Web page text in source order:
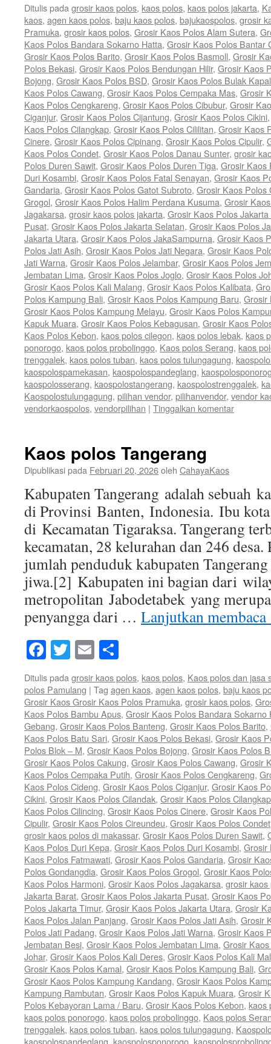
Ditulis pada grosir kaos polos, kaos polos, kaos polos jakarta,
kaos, agen kaos polos, baju kaos polos, bajukaospolos, grosir
Pramuka, grosir kaos polos, Grosir Kaos Polos Alam Sutera,
Kaos Polos Bandara Sokarno Hatta, Grosir Kaos Polos Bantar
Grosir Kaos Polos Barito, Grosir Kaos Polos Basmoll, Grosir
Polos Bekasi, Grosir Kaos Polos Bendungan Hilir, Grosir Kaos
Bojong, Grosir Kaos Polos BSD, Grosir Kaos Polos Bulak Kapal
Kaos Polos Cawang, Grosir Kaos Polos Cempaka Mas, Grosir
Kaos Polos Cengkareng, Grosir Kaos Polos Cibubur, Grosir
Ciganjur, Grosir Kaos Polos Cijantung, Grosir Kaos Polos Cikini
Kaos Polos Cilangkap, Grosir Kaos Polos Cililitan, Grosir Kaos
Cinere, Grosir Kaos Polos Cipinang, Grosir Kaos Polos Cipulir,
Kaos Polos Condet, Grosir Kaos Polos Danau Sunter, grosir
Polos Duren Sawit, Grosir Kaos Polos Duren Tiga, Grosir Kaos
Duri Kosambi, Grosir Kaos Polos Fatal Senayan, Grosir Kaos
Gandaria, Grosir Kaos Polos Gatot Subroto, Grosir Kaos Polos
Grogol, Grosir Kaos Polos Halim Perdana Kusuma, Grosir
Jagakarsa, grosir kaos polos jakarta, Grosir Kaos Polos
Pusat, Grosir Kaos Polos Jakarta Selatan, Grosir Kaos Polos
Jakarta Utara, Grosir Kaos Polos JakaSampurna, Grosir Kaos
Polos Jati Asih, Grosir Kaos Polos Jati Negara, Grosir Kaos
Jati Warna, Grosir Kaos Polos Jelambar, Grosir Kaos Polos
Jembatan Lima, Grosir Kaos Polos Joglo, Grosir Kaos Polos
Grosir Kaos Polos Kali Malang, Grosir Kaos Polos Kalibata,
Polos Kampung Bali, Grosir Kaos Polos Kampung Baru, Grosir
Grosir Kaos Polos Kampung Melayu, Grosir Kaos Polos
Kapuk Muara, Grosir Kaos Polos Kebagusan, Grosir Kaos
Kaos Polos Kebon, kaos polos cilegon, kaos polos lebak, kaos
ponorogo, kaos polos probolinggo, Kaos polos Serang, kaos
trenggalek, kaos polos tuban, kaos polos tulungagung,
kaospolospamekasan, kaospolospandeglang,
kaospolosserang, kaospolostangerang, kaospolostrenggalek,
Kaospolostulungagung, pilihan vendor, pilihanvendor, vendor
vendorkaospolos, vendorpilihan | Tinggalkan komentar
Kaos polos Tangerang
Dipublikasi pada Februari 20, 2026oleh CahayaKaos
Kabupaten Tangerang adalah sebuah
di Provinsi Banten, Indonesia. Ibu
di Kecamatan Tigaraksa. Tangerang
kecamatan, 28 kelurahan dan 246
jumlah penduduk kabupaten
jiwa.[2] Kabupaten ini bagian dari
metropolitan Jabodetabek yang
penyangga dari … Lanjutkan membaca
Facebook
Twitter
Email
Ditulis padagrosir kaos polos, kaos polos, Kaos polos dan jasa
polos Pamulang | Tag agen kaos, agen kaos polos, baju kaos
Grosir Kaos Grosir Kaos Polos Pramuka, grosir kaos polos,
Kaos Polos Bambu Apus, Grosir Kaos Polos Bandara Sokarno
Gebang, Grosir Kaos Polos Banteng, Grosir Kaos Polos Barito,
Kaos Polos Batu Sari, Grosir Kaos Polos Bekasi, Grosir Kaos
Polos Blok – M, Grosir Kaos Polos Bojong, Grosir Kaos Polos
Grosir Kaos Polos Cakung, Grosir Kaos Polos Cawang, Grosir
Kaos Polos Cempaka Putih, Grosir Kaos Polos Cengkareng,
Kaos Polos Cideng, Grosir Kaos Polos Ciganjur, Grosir Kaos
Cikini, Grosir Kaos Polos Cilandak, Grosir Kaos Polos Cilangkap
Kaos Polos Cilincing, Grosir Kaos Polos Cinere, Grosir Kaos
Cipulir, Grosir Kaos Polos Cireundeu, Grosir Kaos Polos Condet
grosir kaos polos di makassar, Grosir Kaos Polos Duren Sawit,
Kaos Polos Duri Kepa, Grosir Kaos Polos Duri Kosambi, Grosir
Kaos Polos Fatmawati, Grosir Kaos Polos Gandaria, Grosir
Polos Gondangdia, Grosir Kaos Polos Grogol, Grosir Kaos
Kaos Polos Harmoni, Grosir Kaos Polos Jagakarsa, grosir kaos
Jakarta Barat, Grosir Kaos Polos Jakarta Pusat, Grosir Kaos
Polos Jakarta Timur, Grosir Kaos Polos Jakarta Utara, Grosir
Kaos Polos Jalan Panjang, Grosir Kaos Polos Jati Asih, Grosir
Polos Jati Padang, Grosir Kaos Polos Jati Warna, Grosir Kaos
Jembatan Besi, Grosir Kaos Polos Jembatan Lima, Grosir
Johar, Grosir Kaos Polos Kali Deres, Grosir Kaos Polos Kali
Grosir Kaos Polos Kamal, Grosir Kaos Polos Kampung Bali,
Grosir Kaos Polos Kampung Kandang, Grosir Kaos Polos
Kampung Rambutan, Grosir Kaos Polos Kapuk Muara, Grosir
Polos Kebayoran Lama / Baru, Grosir Kaos Polos Kebon, kaos
kaos polos ponorogo, kaos polos probolinggo, Kaos polos
trenggalek, kaos polos tuban, kaos polos tulungagung,
kaospolospandeglang kaospolosponorogo